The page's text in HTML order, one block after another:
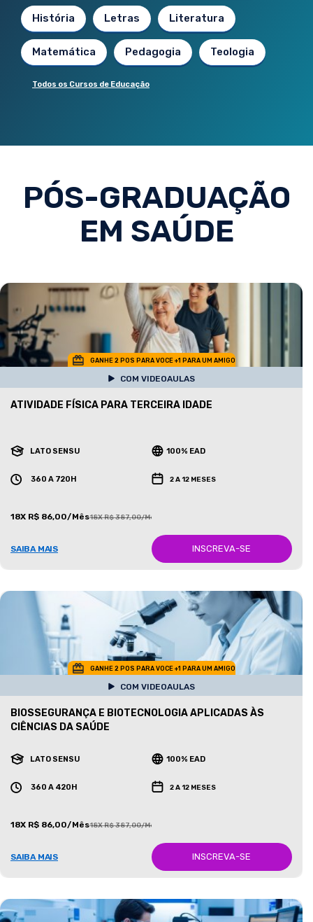
História Letras Literatura
Matemática Pedagogia Teologia
Todos os Cursos de Educação
PÓS-GRADUAÇÃO
EM SAÚDE
GANHE 2 POS PARA VOCE +1 PARA UM AMIGO
COM VIDEOAULAS
ATIVIDADE FÍSICA PARA TERCEIRA IDADE
LATO SENSU 100% EAD
360 A 720H 2 A 12 MESES
18X R$ 86,00/Mês18X R$ 387,00/Mês
SAIBA MAIS INSCREVA-SE
GANHE 2 POS PARA VOCE +1 PARA UM AMIGO
COM VIDEOAULAS
BIOSSEGURANÇA E BIOTECNOLOGIA APLICADAS ÀS
CIÊNCIAS DA SAÚDE
LATO SENSU 100% EAD
360 A 420H 2 A 12 MESES
18X R$ 86,00/Mês18X R$ 387,00/Mês
SAIBA MAIS INSCREVA-SE